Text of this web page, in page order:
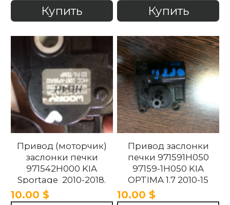
Купить Купить
Привод (моторчик)
заслонки печки
971542H000 KIA
Sportage 2010-2018.
10.00 $
Привод заслонки
печки 971591H050
97159-1H050 KIA
OPTIMA 1.7 2010-15
10.00 $